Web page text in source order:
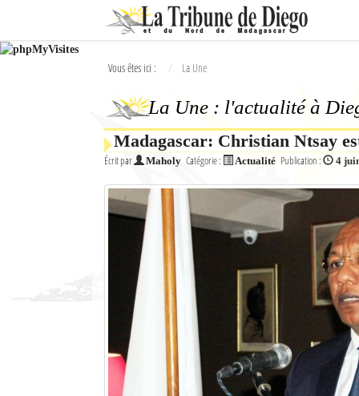
Ok
L'actualité à Diego Suarez
Vous êtes ici : La Une
La Une : l'actualité à
Madagascar: Christian Ntsay
Écrit par Maholy Catégorie : Actualité Publication : 4